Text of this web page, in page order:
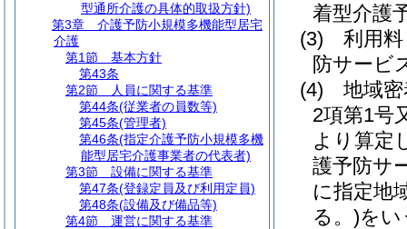
着型介護
(3)
利用
防サービ
(4)
地域
2項第1号
より算定
護予防サ
に指定地
る。)をい
型通所介護の具体的取扱方針)
第3章
介護予防小規模多機能型居宅
介護
第1節
基本方針
第43条
第2節
人員に関する基準
第44条(従業者の員数等)
第45条(管理者)
第46条(指定介護予防小規模多機
能型居宅介護事業者の代表者)
第3節
設備に関する基準
第47条(登録定員及び利用定員)
第48条(設備及び備品等)
第4節
運営に関する基準